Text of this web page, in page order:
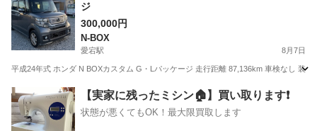
ジ
300,000円
N-BOX
愛宕駅 8月7日
平成24年式 ホンダ N BOXカスタム G・Lパッケージ 走行距離 87,136km 車検なし 装
野田市 愛宕駅 N-BOX 走行距離
【実家に残ったミシン🏠】買い取ります❗️
状態が悪くてもOK！最大限買取します